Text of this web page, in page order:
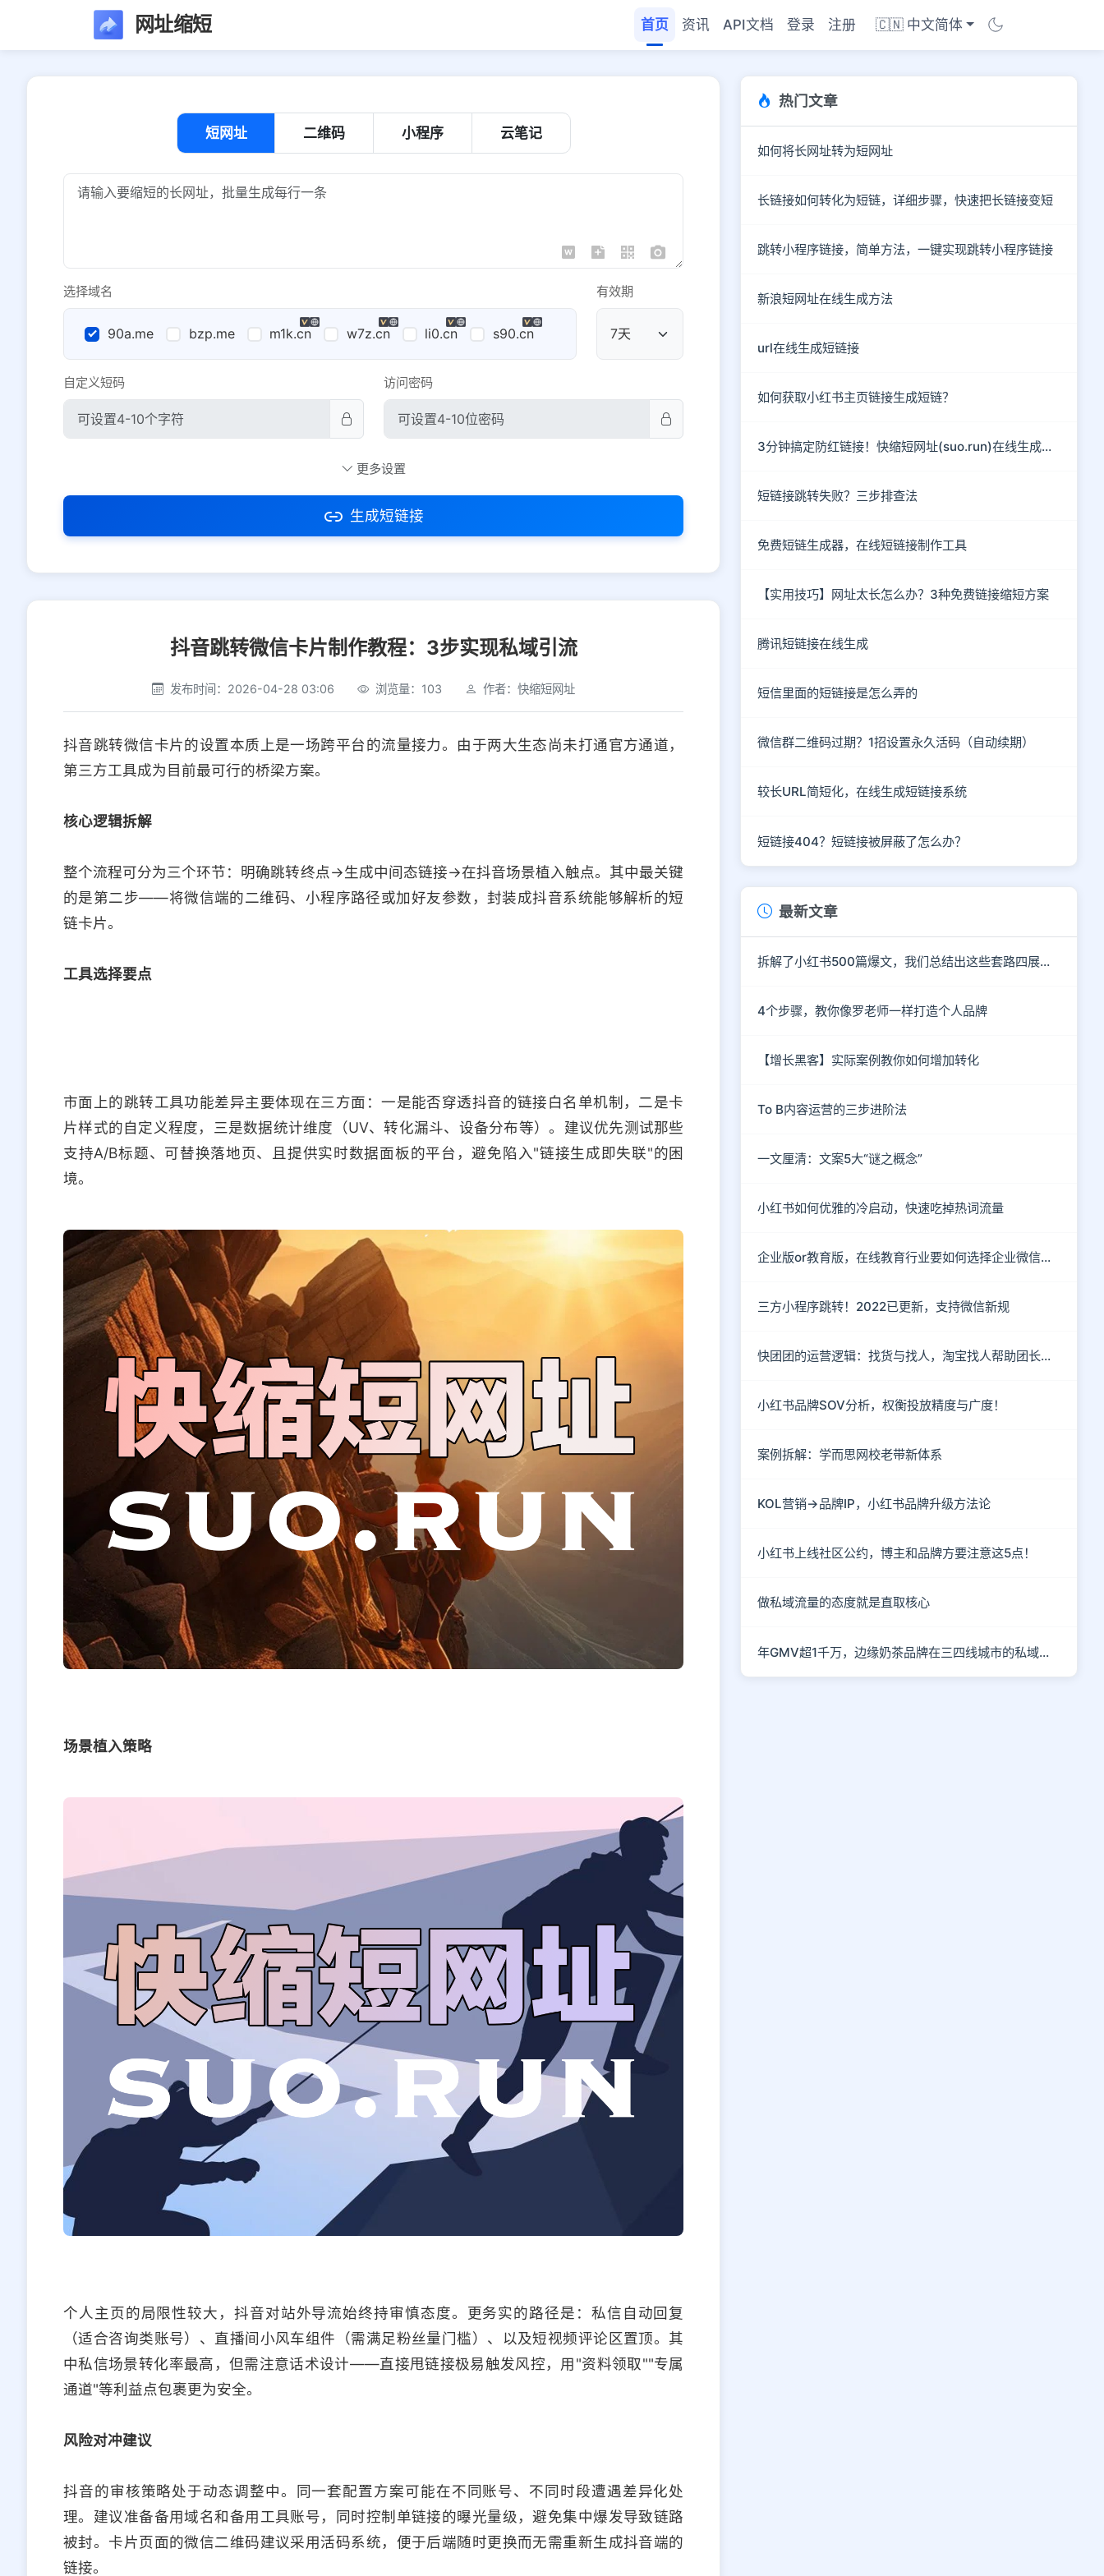
网址缩短 首页 资讯 API文档 登录 注册 🇨🇳 中文简体
短网址 二维码 小程序 云笔记
选择域名
90a.me bzp.me m1k.cn w7z.cn li0.cn s90.cn 公共域名
有效期
自定义短码 访问密码
社交平台 电商平台
选择防红平台类型，避免链接被拦截
平台设置
iOS Android PC 其他
更多设置
生成短链接
抖音跳转微信卡片制作教程：3步实现私域引流
发布时间：2026-04-28 03:06 浏览量：103 作者：快缩短网址
抖音跳转微信卡片的设置本质上是一场跨平台的流量接力。由于两大生态尚未打通官方通道，
第三方工具成为目前最可行的桥梁方案。
核心逻辑拆解
整个流程可分为三个环节：明确跳转终点→生成中间态链接→在抖音场景植入触点。其中最关键
的是第二步——将微信端的二维码、小程序路径或加好友参数，封装成抖音系统能够解析的短
链卡片。
工具选择要点
市面上的跳转工具功能差异主要体现在三方面：一是能否穿透抖音的链接白名单机制，二是卡
片样式的自定义程度，三是数据统计维度（UV、转化漏斗、设备分布等）。建议优先测试那些
支持A/B标题、可替换落地页、且提供实时数据面板的平台，避免陷入"链接生成即失联"的困
境。
场景植入策略
个人主页的局限性较大，抖音对站外导流始终持审慎态度。更务实的路径是：私信自动回复
（适合咨询类账号）、直播间小风车组件（需满足粉丝量门槛）、以及短视频评论区置顶。其
中私信场景转化率最高，但需注意话术设计——直接甩链接极易触发风控，用"资料领取""专属
通道"等利益点包裹更为安全。
风险对冲建议
抖音的审核策略处于动态调整中。同一套配置方案可能在不同账号、不同时段遭遇差异化处
理。建议准备备用域名和备用工具账号，同时控制单链接的曝光量级，避免集中爆发导致链路
被封。卡片页面的微信二维码建议采用活码系统，便于后端随时更换而无需重新生成抖音端的
链接。
热门文章
如何将长网址转为短网址
长链接如何转化为短链，详细步骤，快速把长链接变短
跳转小程序链接，简单方法，一键实现跳转小程序链接
新浪短网址在线生成方法
url在线生成短链接
如何获取小红书主页链接生成短链？
3分钟搞定防红链接！快缩短网址(suo.run)在线生成指南
短链接跳转失败？三步排查法
免费短链生成器，在线短链接制作工具
【实用技巧】网址太长怎么办？3种免费链接缩短方案
腾讯短链接在线生成
短信里面的短链接是怎么弄的
微信群二维码过期？1招设置永久活码（自动续期）
较长URL简短化，在线生成短链接系统
短链接404？短链接被屏蔽了怎么办？
最新文章
拆解了小红书500篇爆文，我们总结出这些套路四展场景
4个步骤，教你像罗老师一样打造个人品牌
【增长黑客】实际案例教你如何增加转化
To B内容运营的三步进阶法
一文厘清：文案5大“谜之概念”
小红书如何优雅的冷启动，快速吃掉热词流量
企业版or教育版，在线教育行业要如何选择企业微信运营私域流量？
三方小程序跳转！2022已更新，支持微信新规
快团团的运营逻辑：找货与找人，淘宝找人帮助团长解决货源
小红书品牌SOV分析，权衡投放精度与广度！
案例拆解：学而思网校老带新体系
KOL营销→品牌IP，小红书品牌升级方法论
小红书上线社区公约，博主和品牌方要注意这5点！
做私域流量的态度就是直取核心
年GMV超1千万，边缘奶茶品牌在三四线城市的私域突围